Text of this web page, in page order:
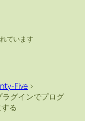
ています
Five >
ラグインでプログ
る